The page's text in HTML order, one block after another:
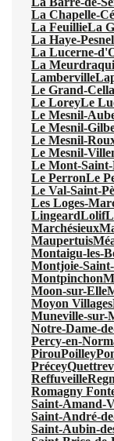
La Chapelle-
La FeuillieLa
La Haye-Pesnel
La Lucerne-
La
Lamberville
Le Grand-
Le LoreyLe
Le Mesnil-
Le Mesnil-
Le Mesnil-
Le Mesnil-
Le Mont-
Le PerronLe
Le Val-Saint-
Les Loges-
LingeardLolif
Marchésieux
Maupertuis
Montaigu-les-
Montjoie-
Montpinchon
Moon-sur-Elle
Moyon Villages
Muneville-sur-
Notre-Dame-
Percy-en-
PirouPoilley
Précey
Reffuveille
Romagny
Saint-Amand-
Saint-André-
Saint-Aubin-